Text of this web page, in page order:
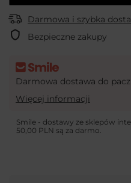
Darmowa i szybka
Bezpieczne zakupy
Darmowa dostawa do
Więcej informacji
Smile - dostawy ze sklepów
50,00 PLN są za darmo.